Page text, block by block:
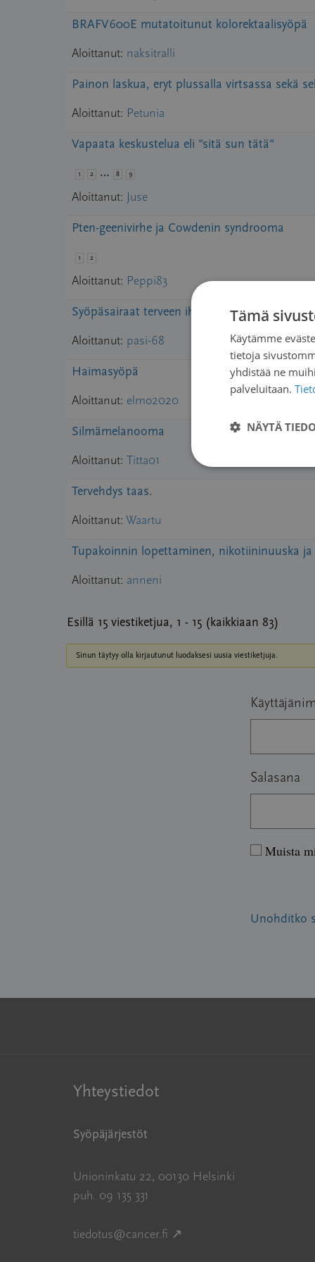
BRAFV600E mutatoitunut kolorektaalisyöpä
Aloittanut: naksitralli
Painon laskua, eryt plussalla virtsassa sekä
Aloittanut: Petunia
Vapaata keskustelua eli "sitä sun tätä"
1 2 … 8 9
Aloittanut: Juse
Pten-geenivirhe ja Cowdenin syndrooma
1 2
Aloittanut: Peppi83
Syöpäsairaat terveen ihmisen silmin
Aloittanut: pasi-68
Haimasyöpä
Aloittanut: elmo2020
Silmämelanooma
Aloittanut: Titta01
Tervehdys taas.
Aloittanut: Waartu
Tupakoinnin lopettaminen, nikotiininuuska ja
Aloittanut: anneni
Esillä 15 viestiketjua, 1 - 15 (kaikkiaan 83)
Sinun täytyy olla kirjautunut luodaksesi uusia viestiketjuja.
Salasana
Muista
Unohditko
Yhteystiedot
Syöpäjärjestöt
Unioninkatu 22, 00130 Helsinki
puh. 09 135 331
tiedotus@cancer.fi ↗
Tämä
Käytämme
tietoja
yhdistää ne
palveluitaan.
NÄYTÄ